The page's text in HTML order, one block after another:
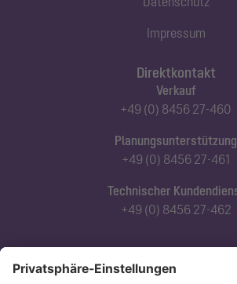
Direktkontakt
Verkauf
+49 (0) 8456 27-460
Planungsunterstützung
+49 (0) 8456 27-461
Technischer
+49 (0) 8456 27-462
Abonnieren Sie unseren
Impressum